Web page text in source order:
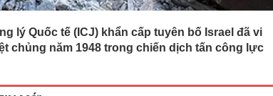
lý Quốc tế (ICJ) khẩn cấp tuyên bố Israel đã vi
chủng năm 1948 trong chiến dịch tấn công lực